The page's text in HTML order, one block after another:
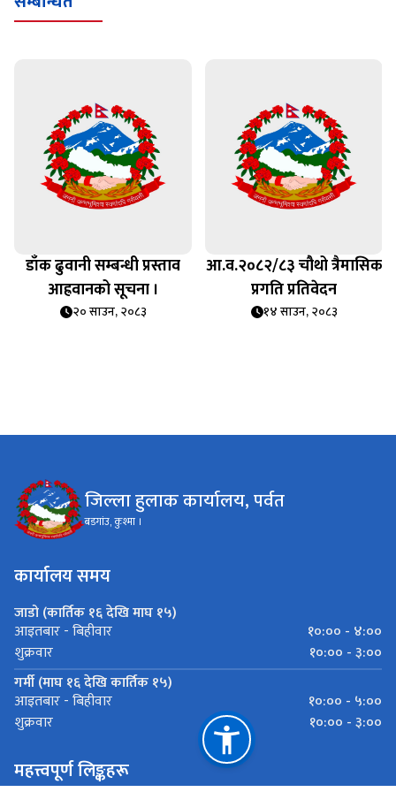
डाँक ढुवानी सम्बन्धी प्रस्ताव
आह्रवानको सूचना ।
२० साउन, २०८३
आ.व.२०८२/८३ चौथो त्रैमासिक
प्रगति प्रतिवेदन
१४ साउन, २०८३
जिल्ला हुलाक कार्यालय, पर्वत
बडगांउ, कुश्मा ।
कार्यालय समय
जाडो (कार्तिक १६ देखि माघ १५)
आइतबार - बिहीवार
१०:०० - ४:००
शुक्रवार
१०:०० - ३:००
गर्मी (माघ १६ देखि कार्तिक १५)
आइतबार - बिहीवार
१०:०० - ५:००
शुक्रवार
१०:०० - ३:००
महत्त्वपूर्ण लिङ्कहरू